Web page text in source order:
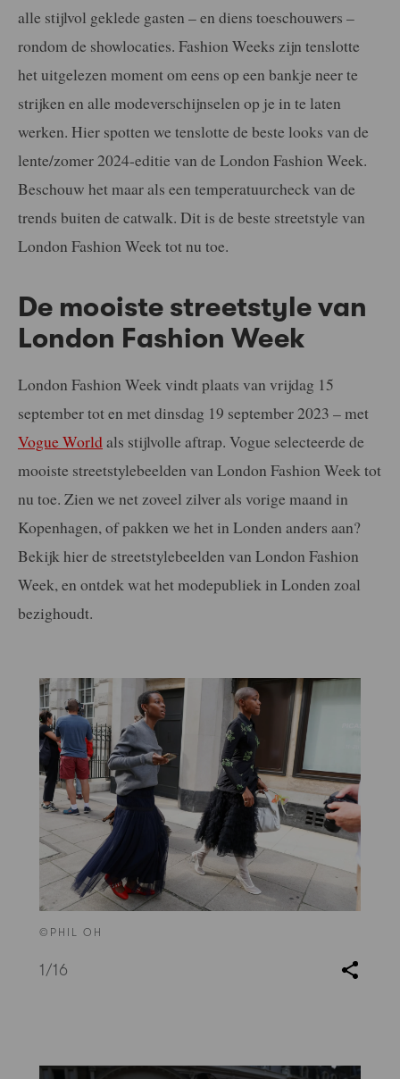
alle stijlvol geklede gasten – en diens toeschouwers –
rondom de showlocaties. Fashion Weeks zijn tenslotte
het uitgelezen moment om eens op een bankje neer te
strijken en alle modeverschijnselen op je in te laten
werken. Hier spotten we tenslotte de beste looks van de
lente/zomer 2024-editie van de London Fashion Week.
Beschouw het maar als een temperatuurcheck van de
trends buiten de catwalk. Dit is de beste streetstyle van
London Fashion Week tot nu toe.
De mooiste streetstyle van
London Fashion Week
London Fashion Week vindt plaats van vrijdag 15
september tot en met dinsdag 19 september 2023 – met
Vogue Worldals stijlvolle aftrap. Vogue selecteerde de
mooiste streetstylebeelden van London Fashion Week tot
nu toe. Zien we net zoveel zilver als vorige maand in
Kopenhagen, of pakken we het in Londen anders aan?
Bekijk hier de streetstylebeelden van London Fashion
Week, en ontdek wat het modepubliek in Londen zoal
bezighoudt.
©PHIL OH
1 /16